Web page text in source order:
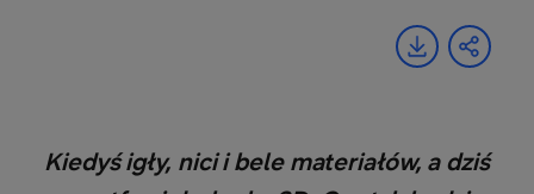
Kiedyś igły, nici i bele materiałów, a dziś